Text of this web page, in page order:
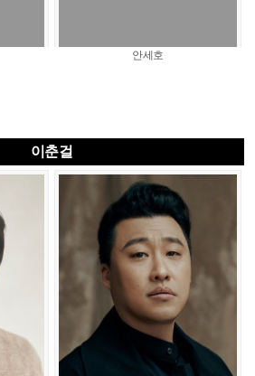
안세호
이춘걸